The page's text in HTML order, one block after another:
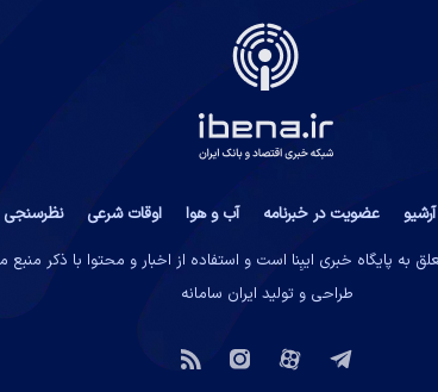
آرشیو عضویت در خبرنامه آب و هوا اوقات شرعی نظرسنجی
به پایگاه خبری ایبِنا است و استفاده از اخبار و محتوا با ذکر
طراحی و تولید ایران سامانه